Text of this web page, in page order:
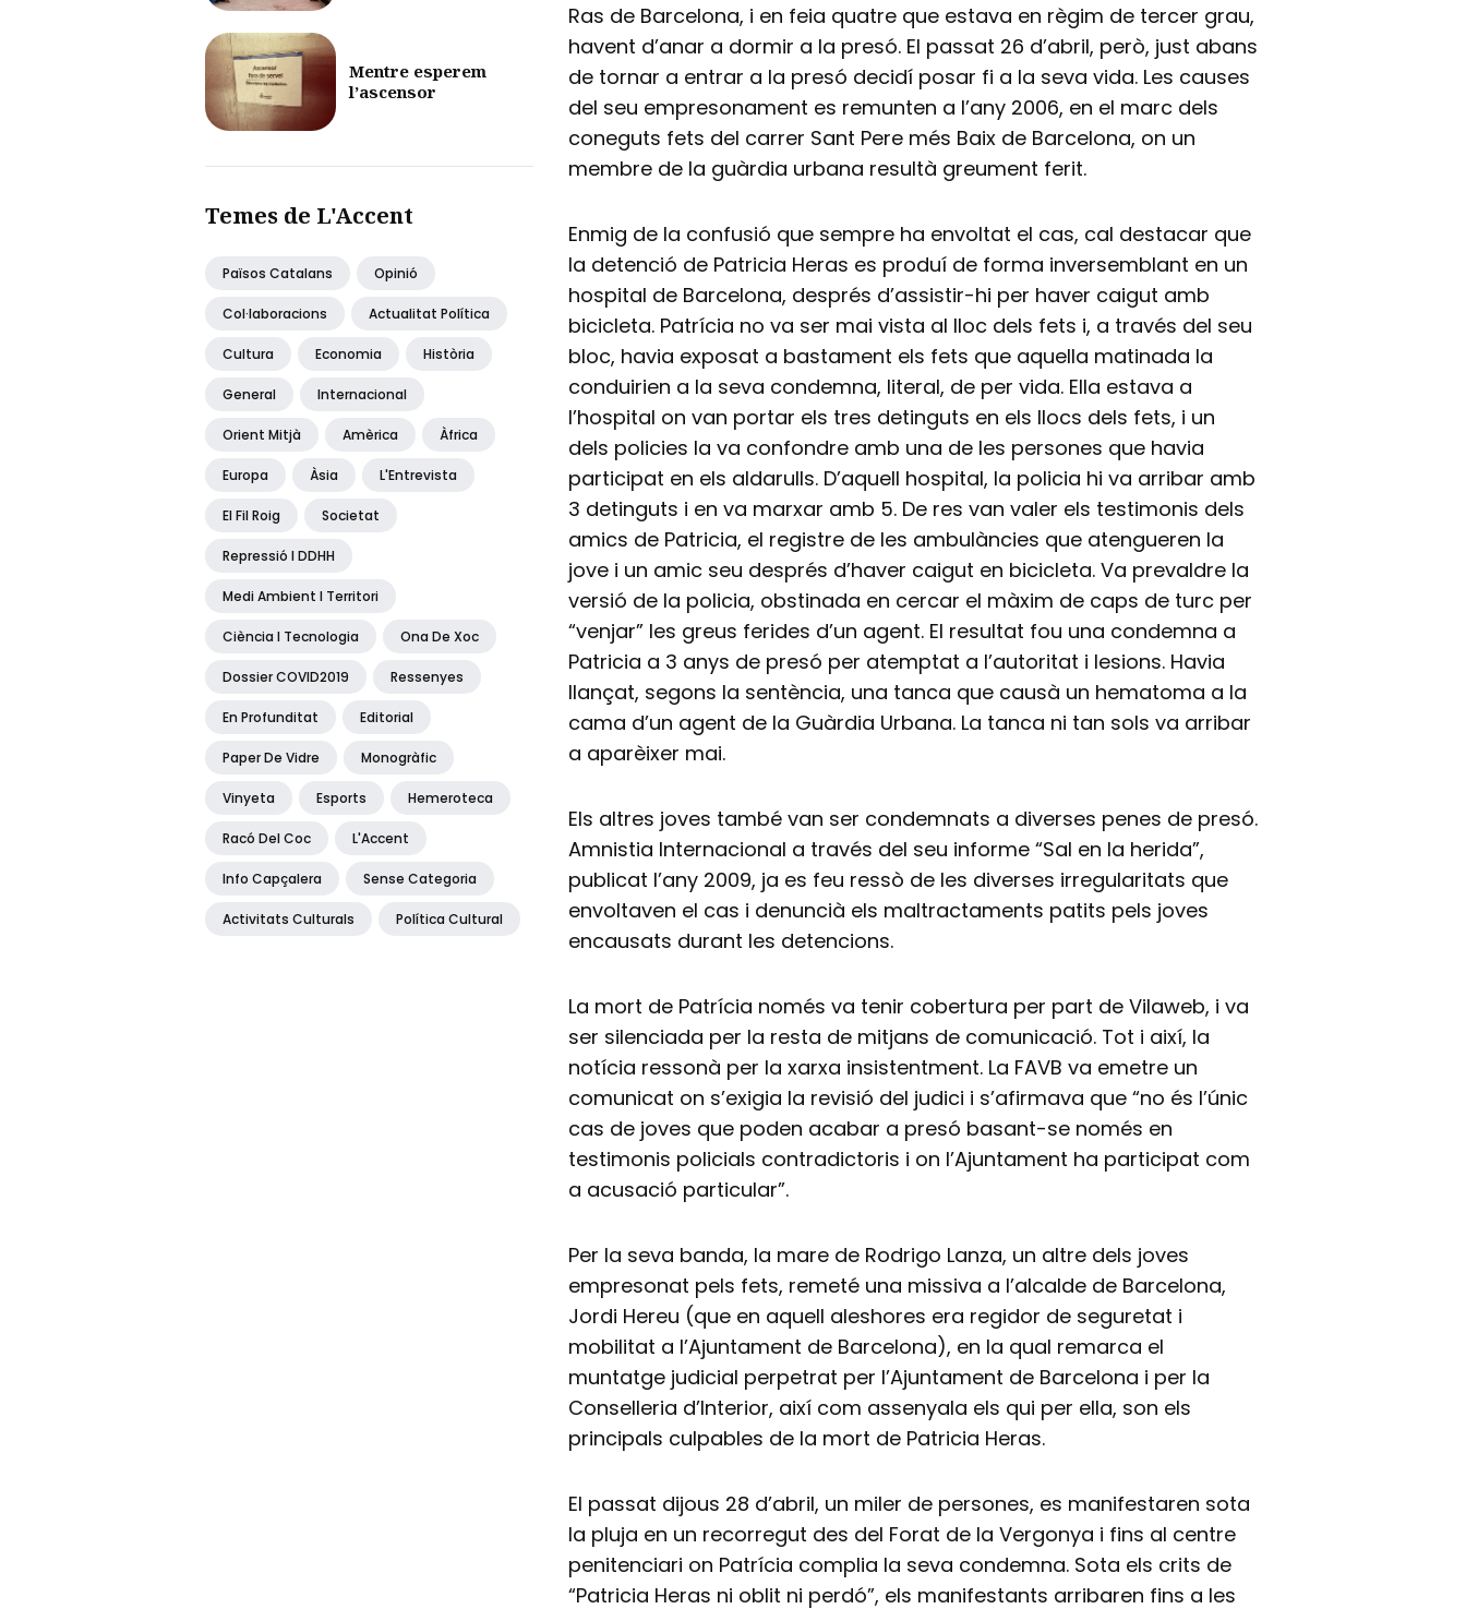
Mentre esperem
l’ascensor
Temes de L'Accent
Països Catalans Opinió
Col·laboracions Actualitat Política
Cultura Economia Història
General Internacional
Orient Mitjà Amèrica Àfrica
Europa Àsia L'Entrevista
El Fil Roig Societat
Repressió I DDHH
Medi Ambient I Territori
Ciència I Tecnologia Ona De Xoc
Dossier COVID2019 Ressenyes
En Profunditat Editorial
Paper De Vidre Monogràfic
Vinyeta Esports Hemeroteca
Racó Del Coc L'Accent
Info Capçalera Sense Categoria
Activitats Culturals Política Cultural
Ras de Barcelona, i en feia quatre que estava en règim de tercer grau,
havent d’anar a dormir a la presó. El passat 26 d’abril, però, just abans
de tornar a entrar a la presó decidí posar fi a la seva vida. Les causes
del seu empresonament es remunten a l’any 2006, en el marc dels
coneguts fets del carrer Sant Pere més Baix de Barcelona, on un
membre de la guàrdia urbana resultà greument ferit.
Enmig de la confusió que sempre ha envoltat el cas, cal destacar que
la detenció de Patricia Heras es produí de forma inversemblant en un
hospital de Barcelona, després d’assistir-hi per haver caigut amb
bicicleta. Patrícia no va ser mai vista al lloc dels fets i, a través del seu
bloc, havia exposat a bastament els fets que aquella matinada la
conduirien a la seva condemna, literal, de per vida. Ella estava a
l’hospital on van portar els tres detinguts en els llocs dels fets, i un
dels policies la va confondre amb una de les persones que havia
participat en els aldarulls. D’aquell hospital, la policia hi va arribar amb
3 detinguts i en va marxar amb 5. De res van valer els testimonis dels
amics de Patricia, el registre de les ambulàncies que atengueren la
jove i un amic seu després d’haver caigut en bicicleta. Va prevaldre la
versió de la policia, obstinada en cercar el màxim de caps de turc per
“venjar” les greus ferides d’un agent. El resultat fou una condemna a
Patricia a 3 anys de presó per atemptat a l’autoritat i lesions. Havia
llançat, segons la sentència, una tanca que causà un hematoma a la
cama d’un agent de la Guàrdia Urbana. La tanca ni tan sols va arribar
a aparèixer mai.
Els altres joves també van ser condemnats a diverses penes de presó.
Amnistia Internacional a través del seu informe “Sal en la herida”,
publicat l’any 2009, ja es feu ressò de les diverses irregularitats que
envoltaven el cas i denuncià els maltractaments patits pels joves
encausats durant les detencions.
La mort de Patrícia només va tenir cobertura per part de Vilaweb, i va
ser silenciada per la resta de mitjans de comunicació. Tot i així, la
notícia ressonà per la xarxa insistentment. La FAVB va emetre un
comunicat on s’exigia la revisió del judici i s’afirmava que “no és l’únic
cas de joves que poden acabar a presó basant-se només en
testimonis policials contradictoris i on l’Ajuntament ha participat com
a acusació particular”.
Per la seva banda, la mare de Rodrigo Lanza, un altre dels joves
empresonat pels fets, remeté una missiva a l’alcalde de Barcelona,
Jordi Hereu (que en aquell aleshores era regidor de seguretat i
mobilitat a l’Ajuntament de Barcelona), en la qual remarca el
muntatge judicial perpetrat per l’Ajuntament de Barcelona i per la
Conselleria d’Interior, així com assenyala els qui per ella, son els
principals culpables de la mort de Patricia Heras.
El passat dijous 28 d’abril, un miler de persones, es manifestaren sota
la pluja en un recorregut des del Forat de la Vergonya i fins al centre
penitenciari on Patrícia complia la seva condemna. Sota els crits de
“Patricia Heras ni oblit ni perdó”, els manifestants arribaren fins a les